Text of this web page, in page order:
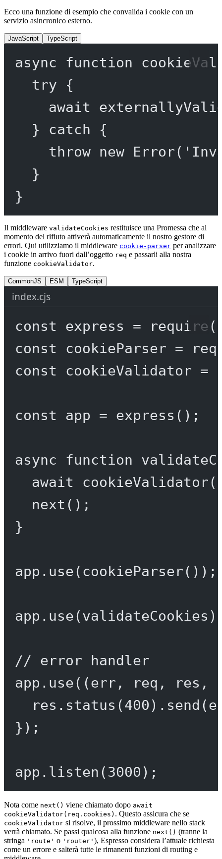
Ecco una funzione di esempio che convalida i cookie con un
servizio asincronico esterno.
JavaScript TypeScript
async function
try {
await
} catch {
throw
new Error(
}
}
Il middleware validateCookies restituisce una Promessa che al
momento del rifiuto attiverà automaticamente il nostro gestore di
errori. Qui utilizziamo il middleware cookie-parser per analizzare
i cookie in arrivo fuori dall’oggetto req e passarli alla nostra
funzione cookieValidator.
CommonJS ESM TypeScript
index.cjs
const express = require (
const
cookieParser =
const
cookieValidator =
const app = express ();
async function
await
cookieValidator
next ();
}
app. use( cookieParser());
app. use
// error handler
app. use((err , req , res ,
res. status (400 ). send
});
app. listen (3000 );
Nota come next() viene chiamato dopo await
cookieValidator(req.cookies) . Questo assicura che se
cookieValidator si risolve, il prossimo middleware nello stack
verrà chiamato. Se passi qualcosa alla funzione next() (tranne la
stringa 'route' o 'router' ), Espresso considera l’attuale richiesta
come un errore e salterà tutte le rimanenti funzioni di routing e